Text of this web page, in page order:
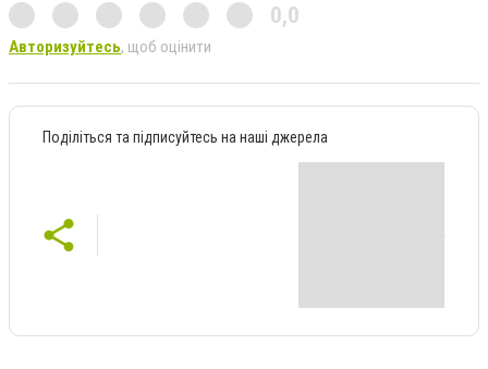
0,0
Авторизуйтесь, щоб оцінити
Поділіться та підписуйтесь на наші джерела